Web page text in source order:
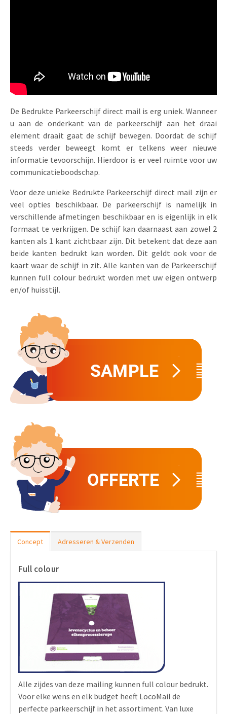
De Bedrukte Parkeerschijf direct mail is erg uniek. Wanneer
u aan de onderkant van de parkeerschijf aan het draai
element draait gaat de schijf bewegen. Doordat de schijf
steeds verder beweegt komt er telkens weer nieuwe
informatie tevoorschijn. Hierdoor is er veel ruimte voor uw
communicatieboodschap.
Voor deze unieke Bedrukte Parkeerschijf direct mail zijn er
veel opties beschikbaar. De parkeerschijf is namelijk in
verschillende afmetingen beschikbaar en is eigenlijk in elk
formaat te verkrijgen. De schijf kan daarnaast aan zowel 2
kanten als 1 kant zichtbaar zijn. Dit betekent dat deze aan
beide kanten bedrukt kan worden. Dit geldt ook voor de
kaart waar de schijf in zit. Alle kanten van de Parkeerschijf
kunnen full colour bedrukt worden met uw eigen ontwerp
en/of huisstijl.
Concept Adresseren & Verzenden
Full colour
Alle zijdes van deze mailing kunnen full colour bedrukt.
Voor elke wens en elk budget heeft LocoMail de
perfecte parkeerschijf in het assortiment. Van luxe
Twin Sliders
Tabkaarten
Budget kaarten
Andere opvallende mailings
Alle producten
Marketing in de Zorg
Duurzame Marketing
Marketing voor Scholen
Horeca Marketing
Food Marketing
Kalender maken
Contactgegevens
Duurzaamheid
Brochure downloaden